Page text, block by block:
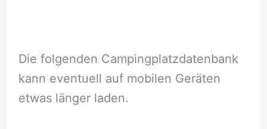
Die folgenden Campingplatzdatenbank
kann eventuell auf mobilen Geräten
etwas länger laden.